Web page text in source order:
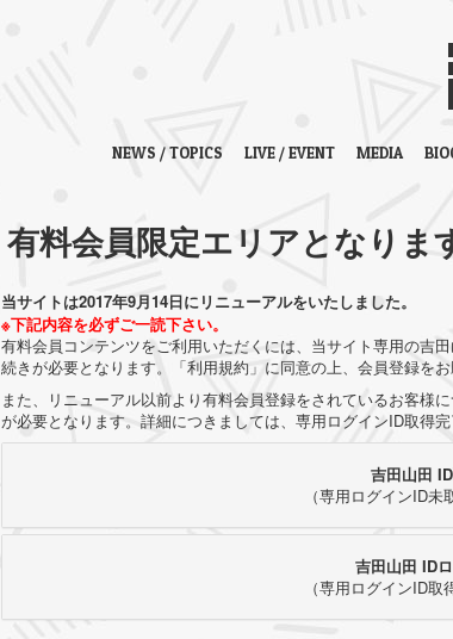
NEWS / TOPICS LIVE / EVENT MEDIA
有料会員限定エリアとなりま
当サイトは2017年9月14日にリニューアルをいたしました。
※下記内容を必ずご一読下さい。
有料会員コンテンツをご利用いただくには、当サイト専用の吉
続きが必要となります。「利用規約」に同意の上、会員登録をお
また、リニューアル以前より有料会員登録をされているお客様
が必要となります。詳細につきましては、専用ログインID取得完
吉田山田
（専用ログインID未
吉田山田 ID
（専用ログインID取